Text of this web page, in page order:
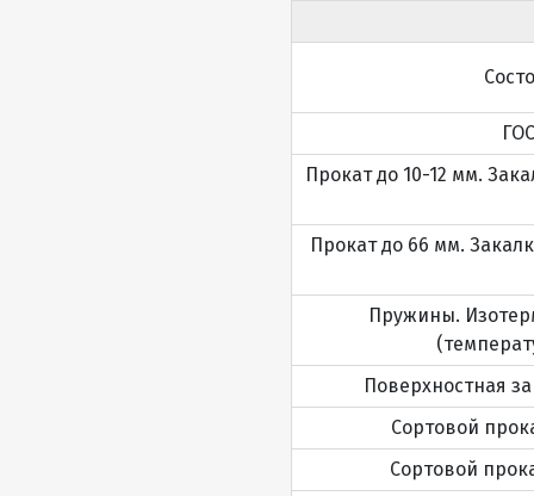
Прокат до 10-12 мм.
Прокат до 66 мм.
Пружины.
Поверхностная
Сортовой
Сортовой